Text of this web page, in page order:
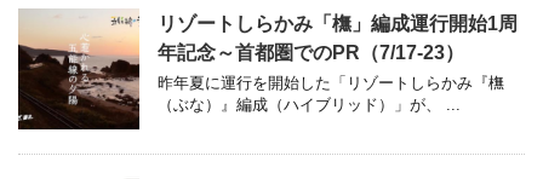
リゾートしらかみ「橅」編成運行開始1周
年記念～首都圏でのPR（7/17-23）
昨年夏に運行を開始した「リゾートしらかみ『橅
（ぶな）』編成（ハイブリッド）」が、 ...